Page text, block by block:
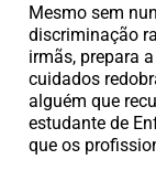
Mesmo sem
discriminação
irmãs, prepara
cuidados
alguém que
estudante de
que os